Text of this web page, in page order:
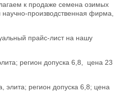
к продаже семена озимых
производственная фирма,
прайс-лист на нашу
регион допуска 6,8, цена 23
регион допуска 6,8; цена